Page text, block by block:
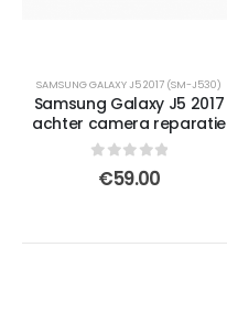
SAMSUNG GALAXY J5 2017 (SM-J530)
Samsung Galaxy J5 2017
achter camera reparatie
out of 5
€59.00